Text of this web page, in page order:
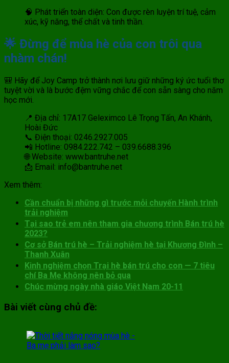
🧠 Phát triển toàn diện: Con được rèn luyện trí tuệ, cảm
xúc, kỹ năng, thể chất và tinh thần.
🌟 Đừng để mùa hè của con trôi qua
nhàm chán!
🎒 Hãy để Joy Camp trở thành nơi lưu giữ những ký ức tuổi thơ
tuyệt vời và là bước đệm vững chắc để con sẵn sàng cho năm
học mới.
📍 Địa chỉ: 17A17 Geleximco Lê Trọng Tấn, An Khánh,
Hoài Đức
📞 Điện thoại: 0246.2927.005
📲 Hotline: 0984.222.742 – 039.6688.396
🌐 Website: www.bantruhe.net
📩 Email: info@bantruhe.net
Xem thêm:
Cần chuẩn bị những gì trước mỗi chuyến Hành trình
trải nghiệm
Tại sao trẻ em nên tham gia chương trình Bán trú hè
2023?
Cơ sở Bán trú hè – Trải nghiệm hè tại Khương Đình –
Thanh Xuân
Kinh nghiệm chọn Trại hè bán trú cho con — 7 tiêu
chí Ba Mẹ không nên bỏ qua
Chúc mừng ngày nhà giáo Việt Nam 20-11
Bài viết cùng chủ đề: